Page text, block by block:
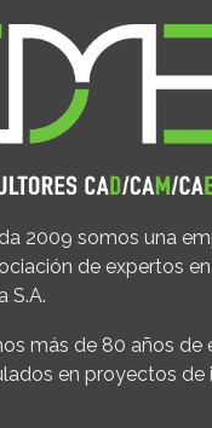
2009 somos una
de expertos
S.A.
más de 80 años de
en proyectos de